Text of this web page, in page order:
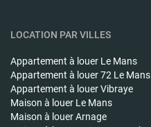
LOCATION PAR VILLES
Appartement à louer Le Mans
Appartement à louer72 Le Mans
Appartement à louerVibraye
Maison à louer Le Mans
Maison à louerArnage